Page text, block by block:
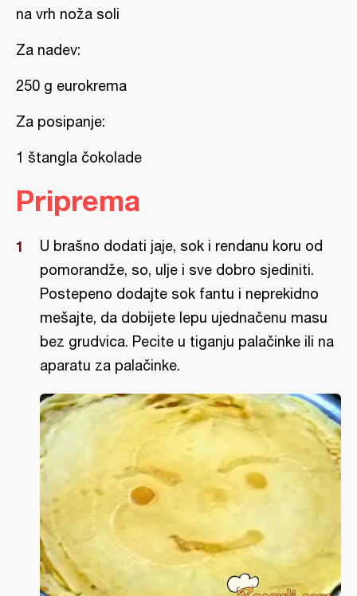
na vrh noža soli
Za nadev:
250 g eurokrema
Za posipanje:
1 štangla čokolade
Priprema
U brašno dodati jaje, sok i rendanu koru od
pomorandže, so, ulje i sve dobro sjediniti.
Postepeno dodajte sok fantu i neprekidno
mešajte, da dobijete lepu ujednačenu masu
bez grudvica. Pecite u tiganju palačinke ili na
aparatu za palačinke.